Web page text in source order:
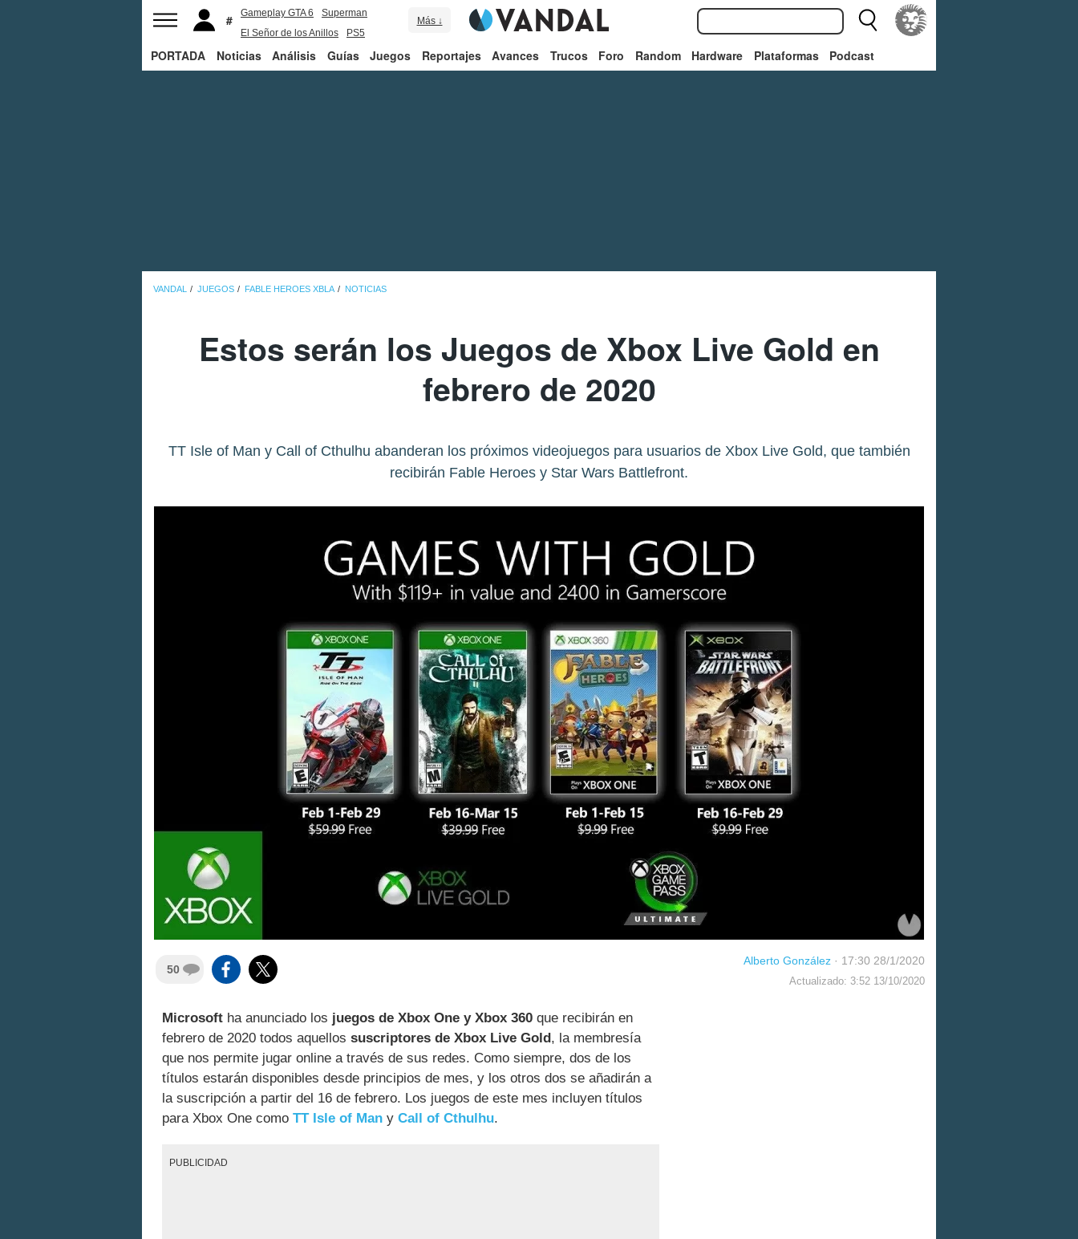
Gameplay GTA 6
Superman
El Señor de los Anillos
PS5
Más ↓
PORTADA Noticias Análisis Guías Juegos Reportajes Avances Trucos Foro Random Hardware Plataformas Podcast
VANDAL JUEGOS FABLE HEROES XBLA NOTICIAS
Estos serán los Juegos de Xbox Live Gold en
febrero de 2020
TT Isle of Man y Call of Cthulhu abanderan los próximos videojuegos para usuarios de Xbox Live Gold, que también
recibirán Fable Heroes y Star Wars Battlefront.
50
Alberto González · 17:30 28/1/2020
Actualizado: 3:52 13/10/2020
Microsoft ha anunciado los juegos de Xbox One y Xbox 360 que recibirán en
febrero de 2020 todos aquellos suscriptores de Xbox Live Gold , la membresía
que nos permite jugar online a través de sus redes. Como siempre, dos de los
títulos estarán disponibles desde principios de mes, y los otros dos se añadirán a
la suscripción a partir del 16 de febrero. Los juegos de este mes incluyen títulos
para Xbox One como TT Isle of Man y Call of Cthulhu.
PUBLICIDAD